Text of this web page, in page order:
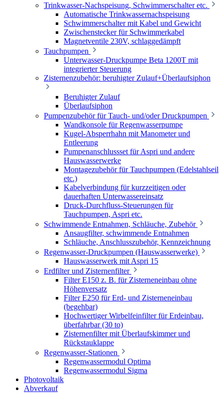
Trinkwasser-Nachspeisung, Schwimmerschalter etc.
Automatische Trinkwassernachspeisung
Schwimmerschalter mit Kabel und Gewicht
Zwischenstecker für Schwimmerkabel
Magnetventile 230V, schlaggedämpft
Tauchpumpen
Unterwasser-Druckpumpe Beta 1200T mit
integrierter Steuerung
Zisternenzubehör: beruhigter Zulauf+Überlaufsiphon
Beruhigter Zulauf
Überlaufsiphon
Pumpenzubehör für Tauch- und/oder Druckpumpen
Wandkonsole für Regenwasserpumpe
Kugel-Absperrhahn mit Manometer und
Entleerung
Pumpenanschlussset für Aspri und andere
Hauswasserwerke
Montagezubehör für Tauchpumpen (Edelstahlseil
etc.)
Kabelverbindung für kurzzeitigen oder
dauerhaften Unterwassereinsatz
Druck-Durchfluss-Steuerungen für
Tauchpumpen, Aspri etc.
Schwimmende Entnahmen, Schläuche, Zubehör
Ansaugfilter, schwimmende Entnahmen
Schläuche, Anschlusszubehör, Kennzeichnung
Regenwasser-Druckpumpen (Hauswasserwerke)
Hauswasserwerk mit Aspri 15
Erdfilter und Zisternenfilter
Filter E150 z. B. für Zisterneneinbau ohne
Höhenversatz
Filter E250 für Erd- und Zisterneneinbau
(begehbar)
Hochwertiger Wirbelfeinfilter für Erdeinbau,
überfahrbar (30 to)
Zisternenfilter mit Überlaufskimmer und
Rückstauklappe
Regenwasser-Stationen
Regenwassermodul Optima
Regenwassermodul Sigma
Photovoltaik
Abverkauf